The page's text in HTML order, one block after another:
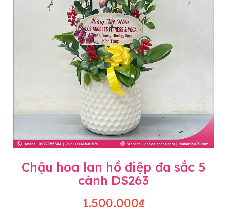
Chậu hoa lan hồ điệp đa sắc 5
cành DS263
1.500.000₫